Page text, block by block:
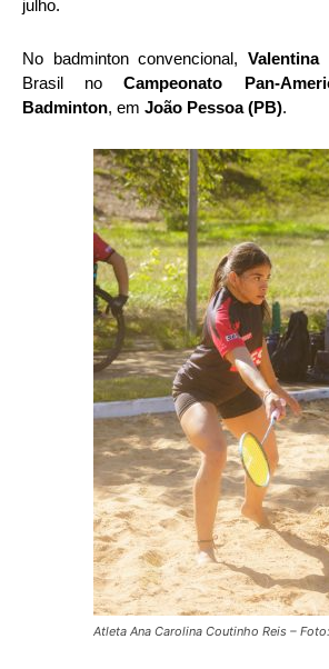
julho.
No badminton convencional, Valentina
Brasil noCampeonato Pan-
Badminton, em João Pessoa (PB).
Atleta Ana Carolina Coutinho Reis –